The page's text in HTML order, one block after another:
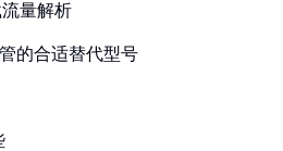
量解析
的合适替代型号